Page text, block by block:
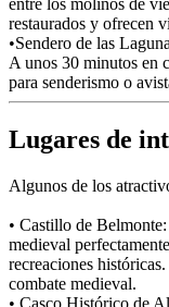
entre los molinos de
restaurados y ofrecen
•Sendero de las
A unos 30 minutos en
para senderismo o
Lugares de
Algunos de los
• Castillo de
medieval
recreaciones
combate medieval.
• Casco Histórico de